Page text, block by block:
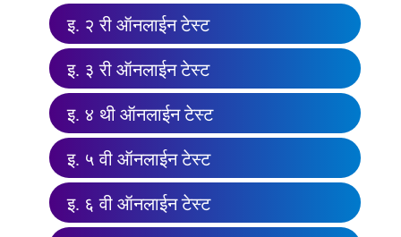
इ. २ री ऑनलाईन टेस्ट
इ. ३ री ऑनलाईन टेस्ट
इ. ४ थी ऑनलाईन टेस्ट
इ. ५ वी ऑनलाईन टेस्ट
इ. ६ वी ऑनलाईन टेस्ट